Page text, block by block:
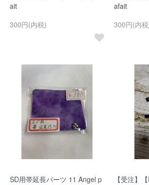
ait
300円(内税)
afait
300円(内
SD用帯延長パーツ 11 Angel p
【受注】